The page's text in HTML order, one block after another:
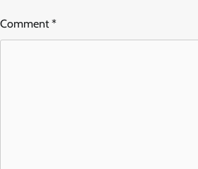
Comment*